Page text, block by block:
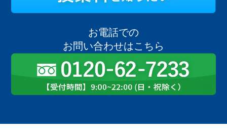
お電話での
お問い合わせはこちら